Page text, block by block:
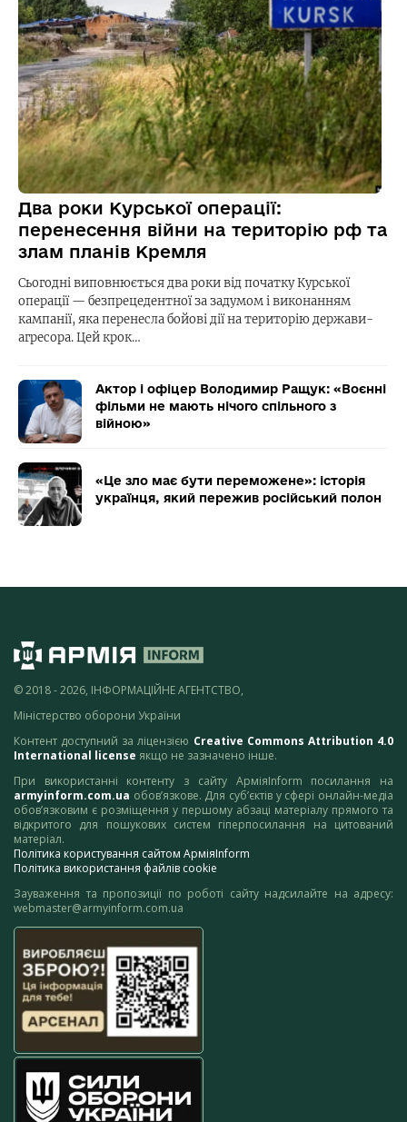
Два роки Курської операції:
перенесення війни на територію рф та
злам планів Кремля
Сьогодні виповнюється два роки від початку Курської
операції — безпрецедентної за задумом і виконанням
кампанії, яка перенесла бойові дії на територію держави-
агресора. Цей крок…
Актор і офіцер Володимир Ращук: «Воєнні
фільми не мають нічого спільного з
війною»
«Це зло має бути переможене»: історія
українця, який пережив російський полон
© 2018 - 2026, ІНФОРМАЦІЙНЕ АГЕНТСТВО,
Міністерство оборони України
Контент доступний за ліцензією Creative Commons Attribution 4.0
International license якщо не зазначено інше.
При використанні контенту з сайту АрміяInform посилання на
armyinform.com.ua обов’язкове. Для суб’єктів у сфері онлайн-медіа
обов’язковим є розміщення у першому абзаці матеріалу прямого та
відкритого для пошукових систем гіперпосилання на цитований
матеріал.
Політика користування сайтом АрміяInform
Політика використання файлів cookie
Зауваження та пропозиції по роботі сайту надсилайте на адресу:
webmaster@armyinform.com.ua